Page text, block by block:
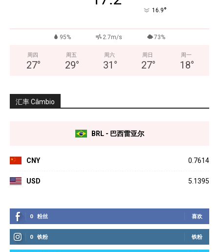
16.9°
95% 2.7m/s 73%
周四
27°
周五
29°
周六
31 °
周日
27°
周一
18°
汇率 Câmbio
BRL - 巴西雷亚尔
CNY 0.7614
USD 5.1395
0 粉丝 喜欢
0 铁粉 铁粉